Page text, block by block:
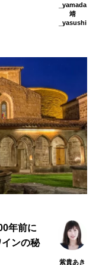
_yamada
靖
_yasushi
年前に
ンの秘
紫貴あき